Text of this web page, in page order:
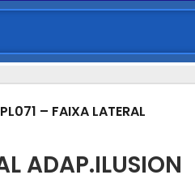
ADAP.ILUSION
– FAIXA LATERAL